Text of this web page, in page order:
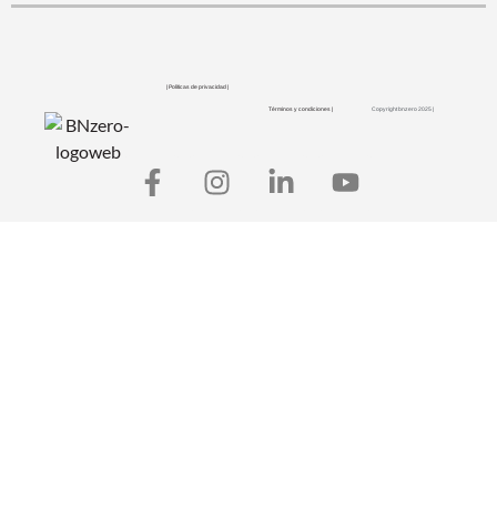
| Políticas de privacidad |
Términos y condiciones | Copyright bnzero 2025 |